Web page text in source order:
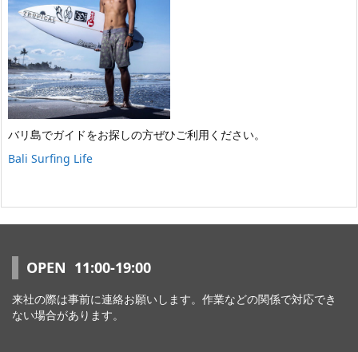
バリ島でガイドをお探しの方ぜひご利用ください。
Bali Surfing Life
OPEN 11:00-19:00
来社の際は事前に連絡お願いします。作業などの関係で対応でき
ない場合があります。